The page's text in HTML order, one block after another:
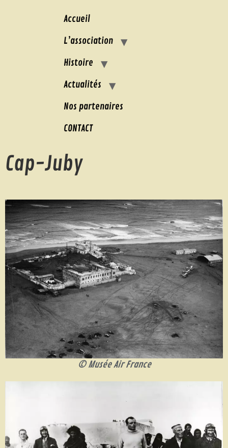
Accueil
L’association
Histoire
Actualités
Nos partenaires
CONTACT
Cap-Juby
© Musée Air France